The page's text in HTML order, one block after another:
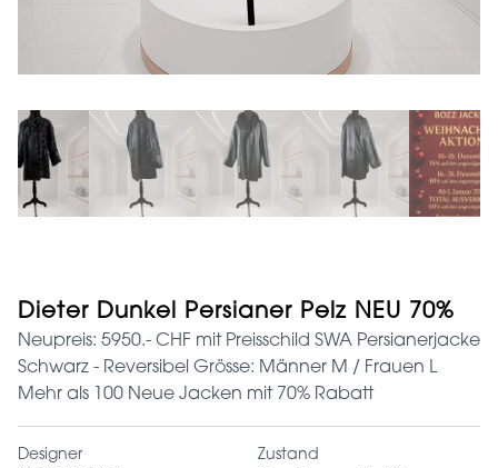
Dieter Dunkel Persianer Pelz NEU 70%
Neupreis: 5950.- CHF mit Preisschild SWA Persianerjacke
Schwarz - Reversibel Grösse: Männer M / Frauen L
Mehr als 100 Neue Jacken mit 70% Rabatt
Designer
Zustand